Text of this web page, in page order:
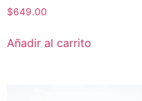
$649.00
Añadir al carrito